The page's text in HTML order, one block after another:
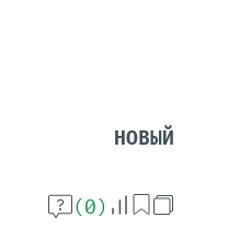
НОВЫЙ
(0)